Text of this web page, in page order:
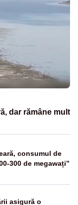
dar rămâne mult
consumul de
300 de megawați”
asigură o